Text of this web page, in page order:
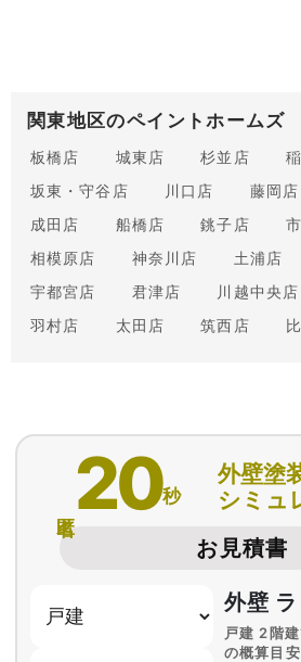
関東地区のペイントホームズ
板橋店 城東店 杉並店
坂東・守谷店
川口店 藤岡店
成田店
船橋店 銚子店
相模原店
神奈川店 土浦店
宇都宮店
君津店 川越中央店
羽村店
太田店 筑西店
20秒
外壁塗
シミュ
お見積書
外壁
戸建 2階
の概算目安